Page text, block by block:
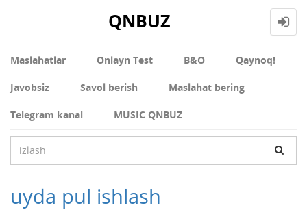
QNBUZ
Maslahatlar Onlayn Test В&О Qaynoq!
Javobsiz Savol berish Maslahat bering
Telegram kanal MUSIC QNBUZ
uyda pul ishlash